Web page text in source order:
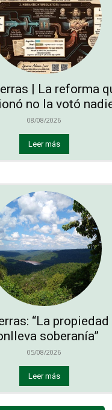
| La reforma
no la votó
08/08/2026
Leer más
“La propiedad
soberanía”
05/08/2026
Leer más